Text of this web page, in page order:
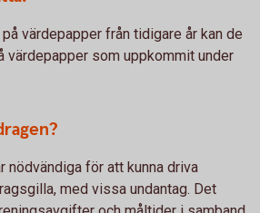
värdepapper från tidigare år kan de
värdepapper som uppkommit under
nödvändiga för att kunna driva
med vissa undantag. Det